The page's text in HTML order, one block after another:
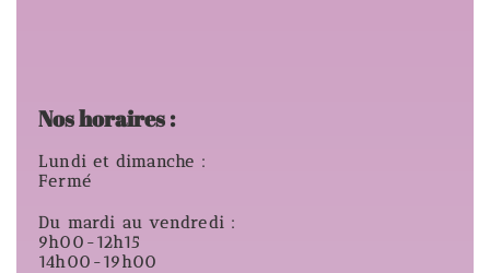
Nos horaires :
Lundi et dimanche :
Fermé
Du mardi au vendredi :
9h00-12h15
14h00-19h00